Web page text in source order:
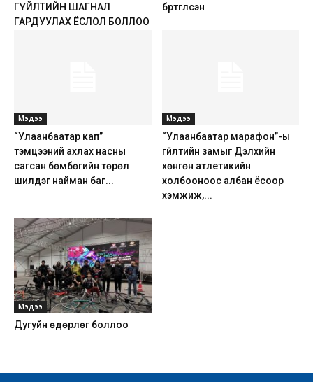
ГҮЙЛТИЙН ШАГНАЛ
ГАРДУУЛАХ ЁСЛОЛ БОЛЛОО
бүртгүүлсэн
Мэдээ
“Улаанбаатар кап”
тэмцээний ахлах насны
сагсан бөмбөгийн төрөл
шилдэг найман баг...
Мэдээ
“Улаанбаатар марафон”-ы
гүйлтийн замыг Дэлхийн
хөнгөн атлетикийн
холбооноос албан ёсоор
хэмжиж,...
Мэдээ
Дугуйн өдөрлөг боллоо